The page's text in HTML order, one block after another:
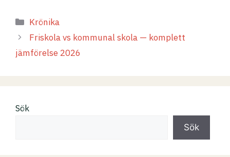
K
a
e
i
Krönika
Friskola vs kommunal skola — komplett
jämförelse 2026
Sök
Sök